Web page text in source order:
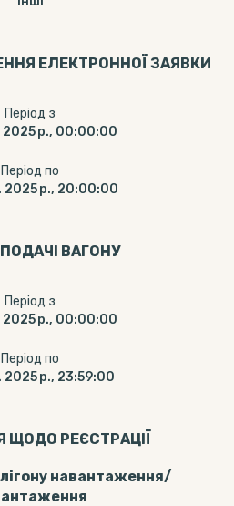
ЕЛЕКТРОННОЇ ЗАЯВКИ
Період з
2025 р., 00:00:00
Період по
2025 р., 20:00:00
ВАГОНУ
Період з
2025 р., 00:00:00
Період по
2025 р., 23:59:00
ЩОДО РЕЄСТРАЦІЇ
навантаження/